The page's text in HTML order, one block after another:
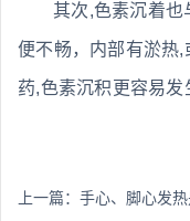
其次,色素沉着也
便不畅，内部有淤热
药,色素沉积更容易发
上一篇： 手心、脚心发